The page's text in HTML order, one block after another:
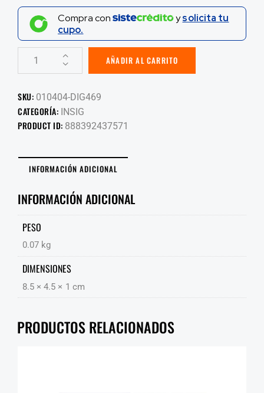
Compra con ysolicita tu
cupo.
AÑADIR AL CARRITO
SKU: 010404-DIG469
CATEGORÍA: INSIG
PRODUCT ID: 888392437571
INFORMACIÓN ADICIONAL
INFORMACIÓN ADICIONAL
PESO
0.07 kg
DIMENSIONES
8.5 × 4.5 × 1 cm
PRODUCTOS RELACIONADOS